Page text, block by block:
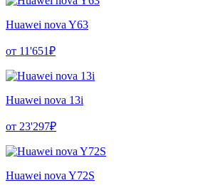
Huawei nova Y63
от 11'651₽
Huawei nova 13i
от 23'297₽
Huawei nova Y72S